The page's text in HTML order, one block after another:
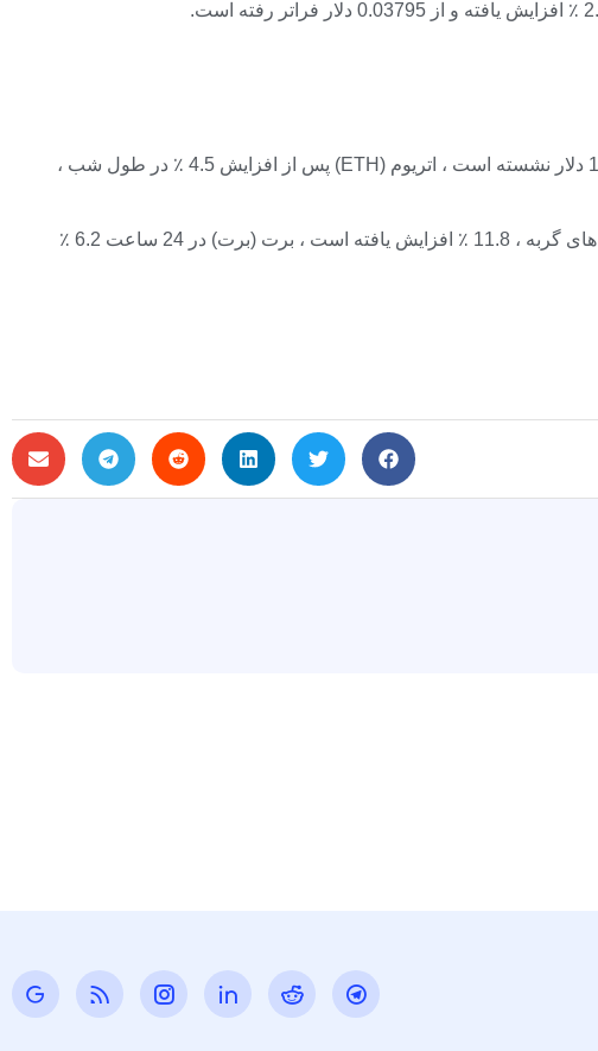
بیت کوین (BTC) ، بزرگترین ارز رمزنگاری ، 0.1 ٪ افزایش یافته است. در حالی که قیمت پادشاه رمزنگاری در زمان چاپ 116،700 دلار نشسته است ، اتریوم (ETH) پس از افزایش 4.5 ٪ در طول شب ،
رتبه دوم صدم ارز رمزنگاری از جمله کسانی است که بهترین اجراها را انجام می دهند. سکه MOG (MOG) ، یکی از بزرگترین سکه های گربه ، 11.8 ٪ افزایش یافته است ، برت (برت) در 24 ساعت 6.2 ٪